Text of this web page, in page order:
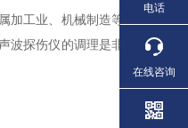
工业、机械制造等
波探伤仪的调理是非
电话
在线咨询